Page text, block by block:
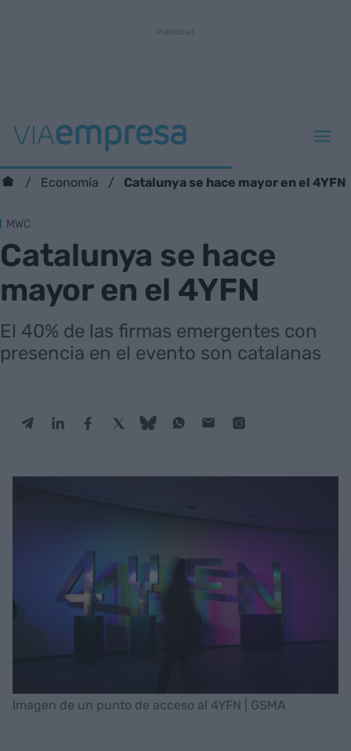
Economía Catalunya se hace mayor en el 4YFN
MWC
Catalunya se hace
mayor en el 4YFN
El 40% de las firmas emergentes con
presencia en el evento son catalanas
Imagen de un punto de acceso al 4YFN | GSMA